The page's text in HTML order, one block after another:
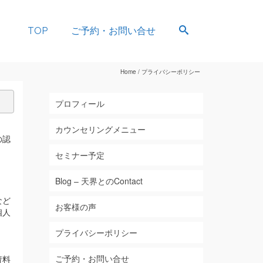
TOP ご予約・お問い合せ
Home / プライバシーポリシー
認
ど
料
プロフィール
カウンセリングメニュー
セミナー予定
Blog – 天界とのContact
お客様の声
プライバシーポリシー
ご予約・お問い合せ